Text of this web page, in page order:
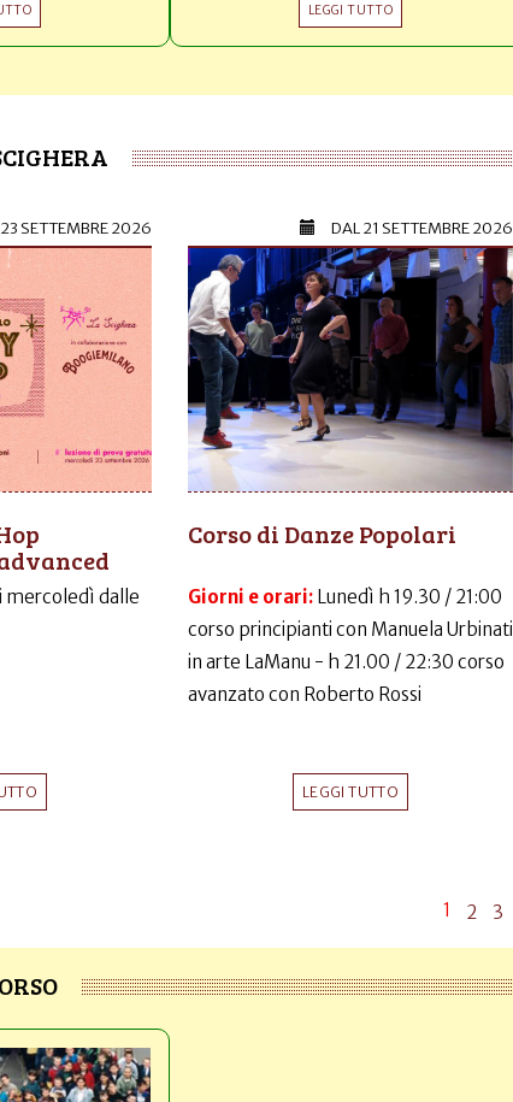
LEGGI TUTTO
23 SETTEMBRE 2026
mercoledì dalle
DAL21 SETTEMBRE 2026
Corso di Danze Popolari
Giorni e orari: Lunedì h 19.30 / 21:00
corso principianti con Manuela Urbinati
in arte LaManu - h 21.00 / 22:30 corso
avanzato con Roberto Rossi
LEGGI TUTTO
1 2 3